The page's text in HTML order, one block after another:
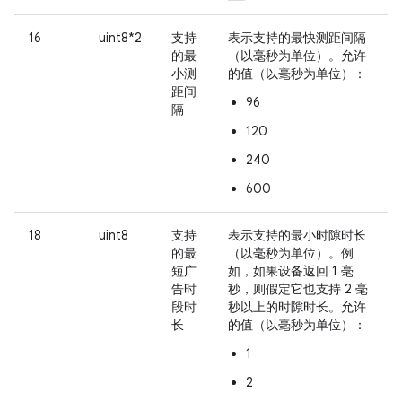
16 uint8*2
支持
的最
小测
距间
隔
表示支持的最快测距间隔
（以毫秒为单位）。允许
的值（以毫秒为单位）：
96
120
240
600
18 uint8
支持
的最
短广
告时
段时
长
表示支持的最小时隙时长
（以毫秒为单位）。例
如，如果设备返回 1 毫
秒，则假定它也支持 2 毫
秒以上的时隙时长。允许
的值（以毫秒为单位）：
1
2